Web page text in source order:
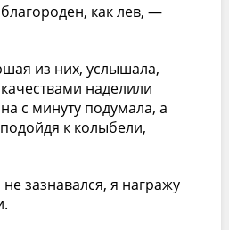
как лев, —
из них, услышала,
наделили
с минуту подумала, а
к колыбели,
зазнавался, я награжу